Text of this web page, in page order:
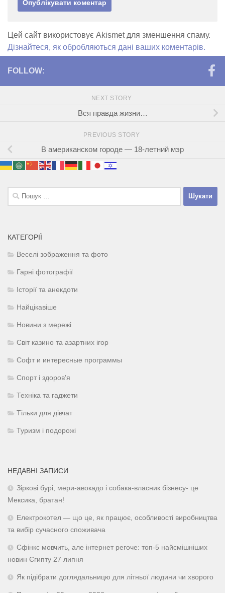
Цей сайт використовує Akismet для зменшення спаму.
Дізнайтеся, як обробляються дані ваших коментарів.
FOLLOW:
NEXT STORY
Вся правда жизни…
PREVIOUS STORY
В американском городе — 18-летний мэр
Пошук:
КАТЕГОРІЇ
Веселі зображення та фото
Гарні фотографії
Історії та анекдоти
Найцікавіше
Новини з мережі
Світ казино та азартних ігор
Софт и интересные программы
Спорт і здоров'я
Техніка та гаджети
Тільки для дівчат
Туризм і подорожі
НЕДАВНІ ЗАПИСИ
Зіркові бурі, мери-авокадо і собака-власник бізнесу- це
Мексика, братан!
Електрокотел — що це, як працює, особливості виробництва
та вибір сучасного споживача
Сфінкс мовчить, але інтернет регоче: топ-5 найсмішніших
новин Єгипту 27 липня
Як підібрати доглядальницю для літньої людини чи хворого